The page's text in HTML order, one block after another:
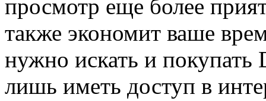
просмотр еще более
также экономит ваше
нужно искать и покупать
лишь иметь доступ в